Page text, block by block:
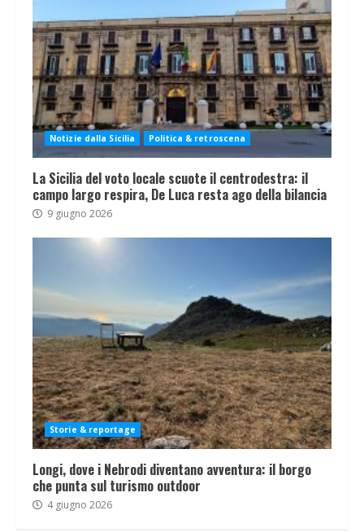
Notizie dalla Sicilia Politica & retroscena
La Sicilia del voto locale scuote il centrodestra: il
campo largo respira, De Luca resta ago della bilancia
9 giugno 2026
Storie & reportage
Longi, dove i Nebrodi diventano avventura: il borgo
che punta sul turismo outdoor
4 giugno 2026